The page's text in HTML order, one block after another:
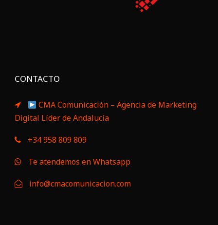
CONTACTO
CMA Comunicación – Agencia de Marketing
Digital Líder de Andalucía
+34 958 809 809
Te atendemos en Whatsapp
info@cmacomunicacion.com